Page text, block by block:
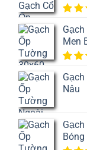
5
giá
Men
5
trên
Nâu
Bóng